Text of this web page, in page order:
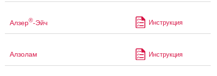
Алзер®-Эйч Инструкция
Алзолам Инструкция